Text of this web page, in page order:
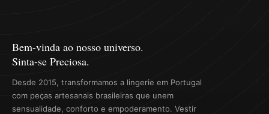
Bem-vinda ao nosso universo.
Sinta-se Preciosa.
Desde 2015, transformamos a lingerie em Portugal
com peças artesanais brasileiras que unem
sensualidade, conforto e empoderamento. Vestir